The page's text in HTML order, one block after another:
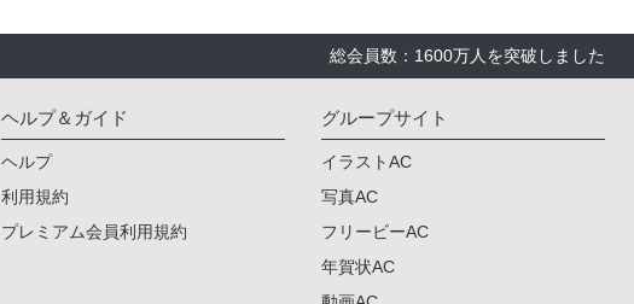
総会員数：1600万人を突破しました
ヘルプ＆ガイド
ヘルプ
利用規約
プレミアム会員利用規約
グループサイト
イラストAC
写真AC
フリービーAC
年賀状AC